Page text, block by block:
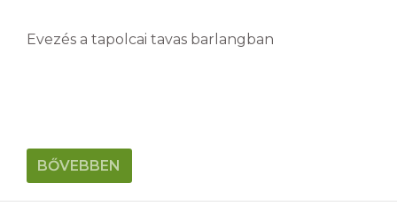
Evezés a tapolcai tavas barlangban
BŐVEBBEN